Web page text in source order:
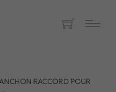
RACCORD POUR